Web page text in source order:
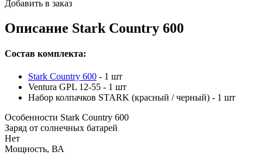
Добавить в заказ
Описание Stark Country 600
Состав комплекта:
Stark Country 600 - 1 шт
Ventura GPL 12-55 - 1 шт
Набор колпачков STARK (красный / черный) - 1 шт
Особенности Stark Country 600
Заряд от солнечных батарей
Нет
Мощность, ВА